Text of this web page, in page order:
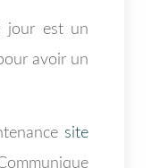
jour est un
avoir un
site